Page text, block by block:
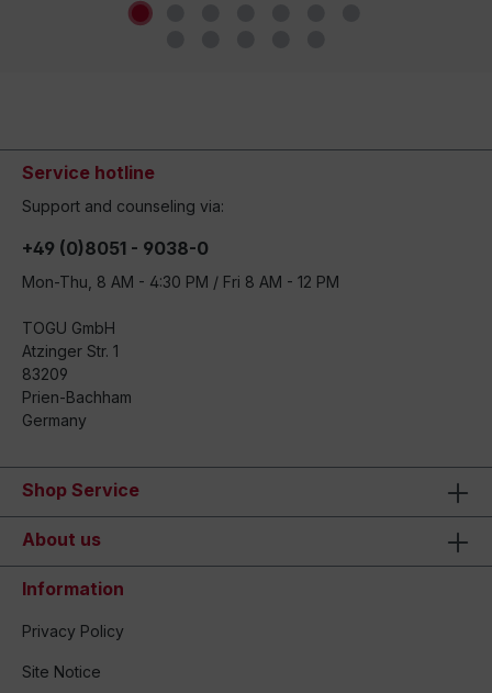
Service hotline
Support and counseling via:
+49 (0)8051 - 9038-0
Mon-Thu, 8 AM - 4:30 PM / Fri 8 AM - 12 PM
TOGU GmbH
Atzinger Str. 1
83209
Prien-Bachham
Germany
Shop Service
About us
Information
Privacy Policy
Site Notice